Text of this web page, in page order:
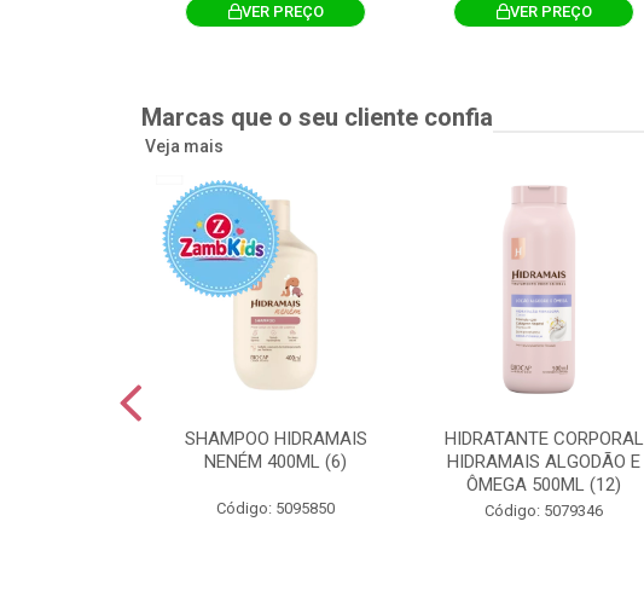
VER PREÇO VER PREÇO
Marcas que o seu cliente confia
Veja mais
SHAMPOO HIDRAMAIS
NENÉM 400ML (6)
Código: 5095850
HIDRATANTE CORPORAL
HIDRAMAIS ALGODÃO E
ÔMEGA 500ML (12)
Código: 5079346